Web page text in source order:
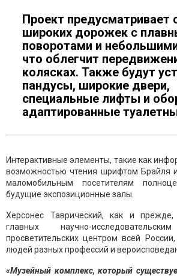
Проект предусматривает
широких дорожек с
поворотами и
что облегчит
колясках. Также будут
пандусы, широкие двери,
специальные лифты и
адаптированные
Интерактивные элементы, такие как
возможностью чтения шрифтом Брайля
маломобильным посетителям
будущие экспозиционные залы.
Херсонес Таврический, как и
главных научно-
просветительских центром всей
людей разных профессий и
«Музейный комплекс, который